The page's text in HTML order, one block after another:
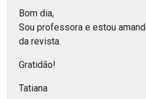
Bom dia,
Sou professora e estou
da revista.
Gratidão!
Tatiana